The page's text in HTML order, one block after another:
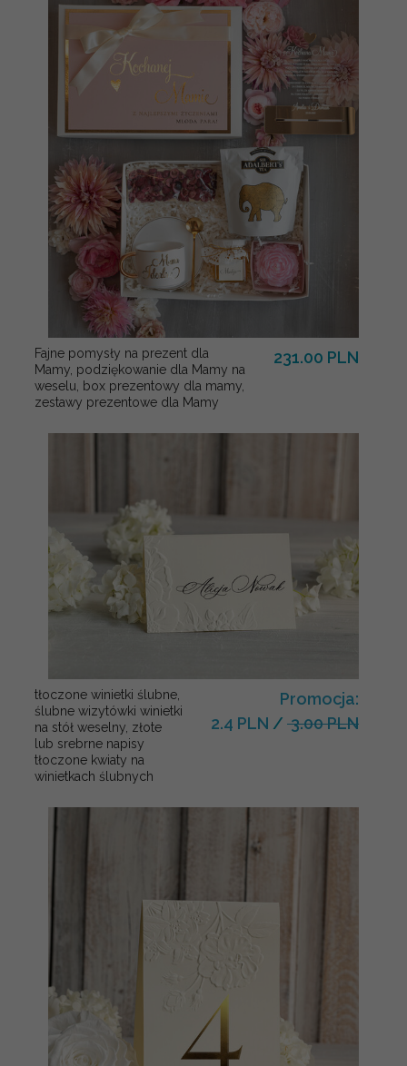
Fajne pomysły na prezent dla
Mamy, podziękowanie dla Mamy na
weselu, box prezentowy dla mamy,
zestawy prezentowe dla Mamy
231.00 PLN
tłoczone winietki ślubne,
ślubne wizytówki winietki
na stół weselny, złote
lub srebrne napisy
tłoczone kwiaty na
winietkach ślubnych
Promocja:
2.4 PLN / 3.00 PLN